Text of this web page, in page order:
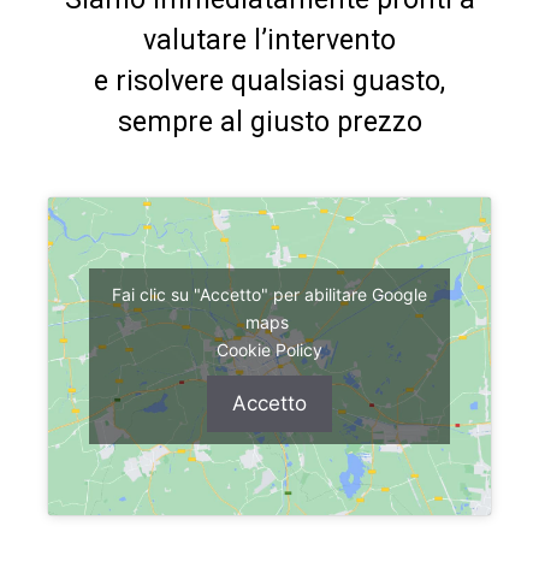
valutare l’intervento
e risolvere qualsiasi guasto,
sempre al giusto prezzo
Fai clic su "Accetto" per abilitare Google
maps
Cookie Policy
Accetto